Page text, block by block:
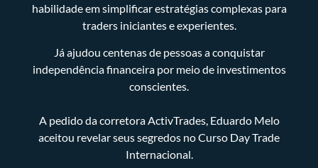
habilidade em simplificar estratégias complexas para
traders iniciantes e experientes.
Já ajudou centenas de pessoas a conquistar
independência financeira por meio de investimentos
conscientes.
A pedido da corretora ActivTrades, Eduardo Melo
aceitou revelar seus segredos no Curso Day Trade
Internacional.